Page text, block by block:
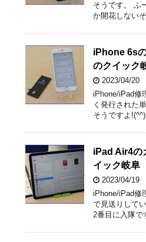
そうです。 ふ
か開花しない
iPhone 6s
のクイック
2023/04/20
iPhone/iPad修
く発行された
そうですよ
iPad Air4の
イック岐阜
2023/04/19
iPhone/iPad修
で見送りして
2番目に入隊